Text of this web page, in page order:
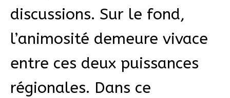
discussions. Sur le fond,
l’animosité demeure vivace
entre ces deux puissances
régionales. Dans ce